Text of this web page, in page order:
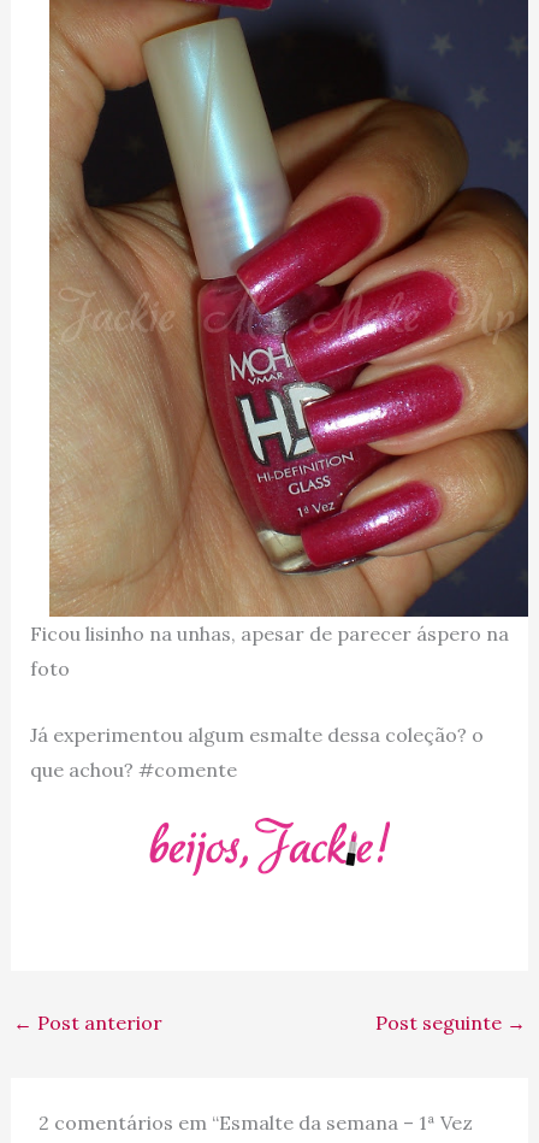
Ficou lisinho na unhas, apesar de parecer áspero na
foto
Já experimentou algum esmalte dessa coleção? o
que achou? #comente
← Post anterior Post seguinte →
2 comentários em “Esmalte da semana – 1ª Vez